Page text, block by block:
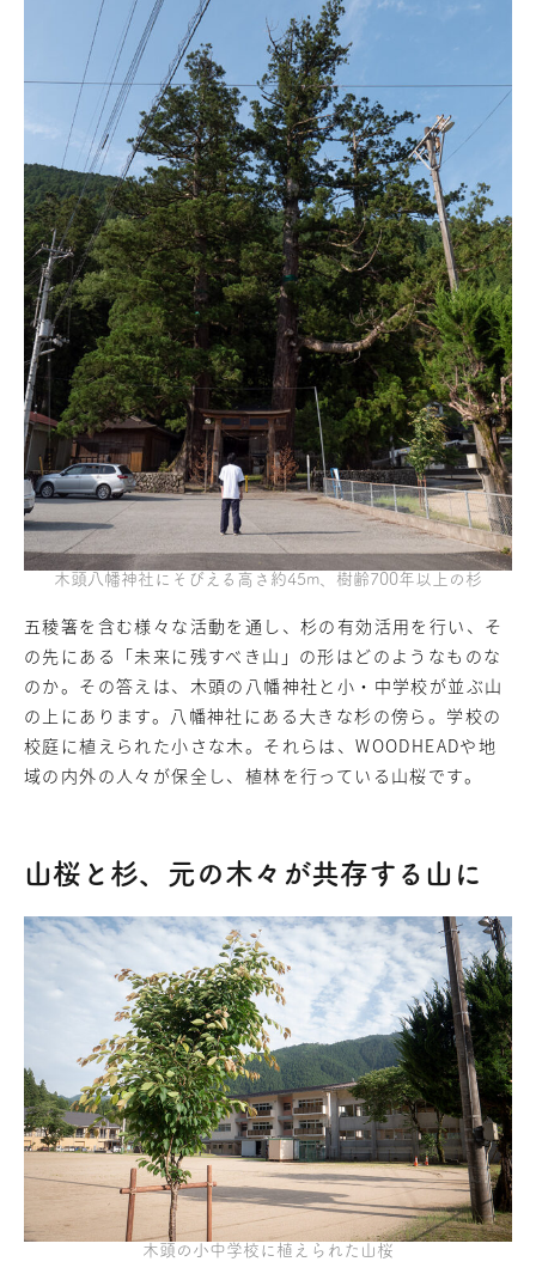
木頭八幡神社にそびえる高さ約45m、樹齢700年以上の杉
五稜箸を含む様々な活動を通し、杉の有効活用を行い、そ
の先にある「未来に残すべき山」の形はどのようなものな
のか。その答えは、木頭の八幡神社と小・中学校が並ぶ山
の上にあります。八幡神社にある大きな杉の傍ら。学校の
校庭に植えられた小さな木。それらは、WOODHEADや地
域の内外の人々が保全し、植林を行っている山桜です。
山桜と杉、元の木々が共存する山に
木頭の小中学校に植えられた山桜